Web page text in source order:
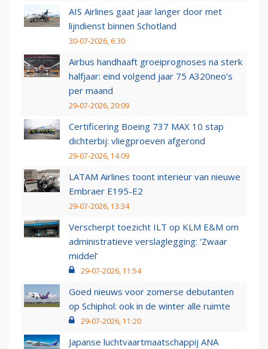
AIS Airlines gaat jaar langer door met
lijndienst binnen Schotland
30-07-2026, 6:30
Airbus handhaaft groeiprognoses na sterk
halfjaar: eind volgend jaar 75 A320neo’s
per maand
29-07-2026, 20:09
Certificering Boeing 737 MAX 10 stap
dichterbij: vliegproeven afgerond
29-07-2026, 14:09
LATAM Airlines toont interieur van nieuwe
Embraer E195-E2
29-07-2026, 13:34
Verscherpt toezicht ILT op KLM E&M om
administratieve verslaglegging: ‘Zwaar
middel’
29-07-2026, 11:54
Goed nieuws voor zomerse debutanten
op Schiphol: ook in de winter alle ruimte
29-07-2026, 11:20
Japanse luchtvaartmaatschappij ANA